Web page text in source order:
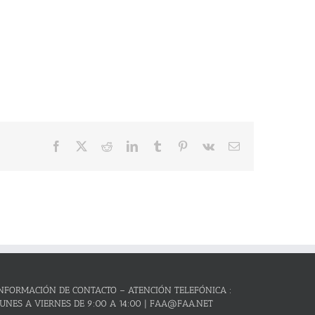
Facebook RedditLinkedInTumblr Pinterest
Vk
Correo
DE CONTACTO – ATENCIÓN TELEFÓNICA :
A VIERNES DE 9:00 A 14:00 | FAA@FAA.NET